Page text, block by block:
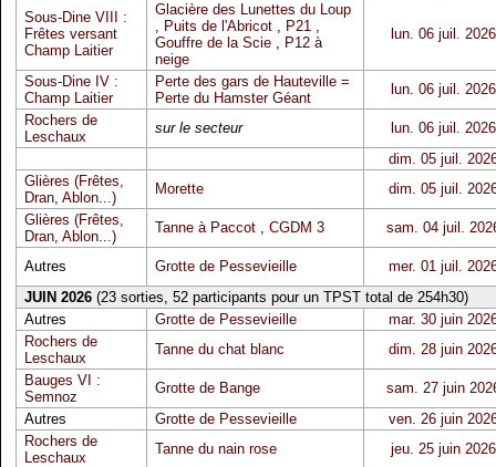
Sous-Dine VIII :
Frêtes versant
Champ Laitier
Glacière des Lunettes du Loup
, Puits de l'Abricot, P21,
Gouffre de la Scie, P12 à
neige
lun. 06 juil. 2026
Sous-Dine IV :
Champ Laitier
Perte des gars de Hauteville =
Perte du Hamster Géant
lun. 06 juil. 2026
Rochers de
Leschaux
sur le secteur
lun. 06 juil. 2026
dim. 05 juil.
Glières (Frêtes,
Dran, Ablon...)
Morette
dim. 05 juil.
Glières (Frêtes,
Dran, Ablon...)
Tanne à Paccot, CGDM 3 sam. 04 juil.
Autres Grotte de Pessevieille
mer. 01 juil.
JUIN 2026(23 sorties, 52 participants pour un TPST total de 254h30)
Autres
Grotte de Pessevieille
mar. 30 juin
Rochers de
Leschaux
Tanne du chat blanc
dim. 28 juin
Bauges VI :
Semnoz
Grotte de Bange
sam. 27 juin
Autres
Grotte de Pessevieille
ven. 26 juin
Rochers de
Leschaux
Tanne du nain rose
jeu. 25 juin 2026